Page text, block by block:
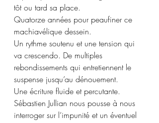
tôt ou tard sa place.
Quatorze années pour peaufiner ce
machiavélique dessein.
Un rythme soutenu et une tension qui
va crescendo. De multiples
rebondissements qui entretiennent le
suspense jusqu’au dénouement.
Une écriture fluide et percutante.
Sébastien Jullian nous pousse à nous
interroger sur l’impunité et un éventuel